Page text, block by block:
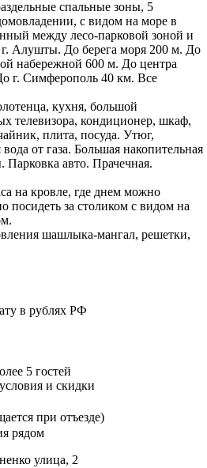
спальные зоны, 5
с видом на море в
между лесо-парковой зоной и
Алушты. До берега моря 200 м. До
набережной 600 м. До центра
г. Симферополь 40 км. Все
кухня, большой
телевизора, кондиционер, шкаф,
плита, посуда. Утюг,
от газа. Большая накопительная
Парковка авто. Прачечная.
на кровле, где днем можно
посидеть за столиком с видом на
шашлыка-мангал, решетки,
в рублях РФ
5 гостей
и скидки
при отъезде)
рядом
улица, 2